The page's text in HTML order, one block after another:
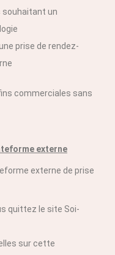
souhaitant un
prise de rendez-
commerciales sans
externe
externe de prise
quittez le site Soi-
sur cette